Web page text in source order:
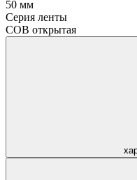
50 мм
Серия ленты
COB открытая